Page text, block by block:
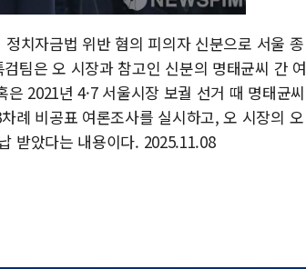
치자금법 위반 혐의 피의자 신분으로 서울 종
팀은 오 시장과 참고인 신분의 명태균씨 간 여
2021년 4·7 서울시장 보궐 선거 때 명태균씨
례 비공표 여론조사를 실시하고, 오 시장의 오
받았다는 내용이다. 2025.11.08